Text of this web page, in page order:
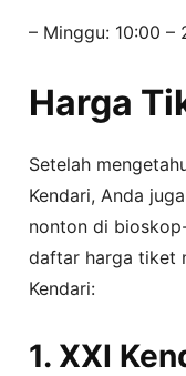
– Minggu: 10:00 –
Harga
Setelah
Kendari, Anda
nonton di
daftar harga tiket
Kendari:
1. XXI